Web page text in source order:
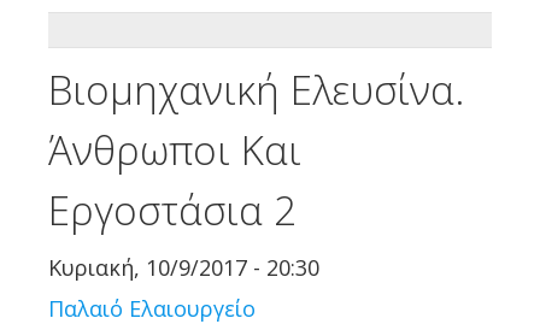
Βιομηχανική Ελευσίνα.
Άνθρωποι Και
Εργοστάσια 2
Κυριακή, 10/9/2017 - 20:30
Παλαιό Ελαιουργείο